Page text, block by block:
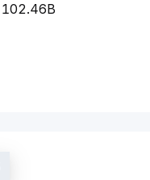
102.46B